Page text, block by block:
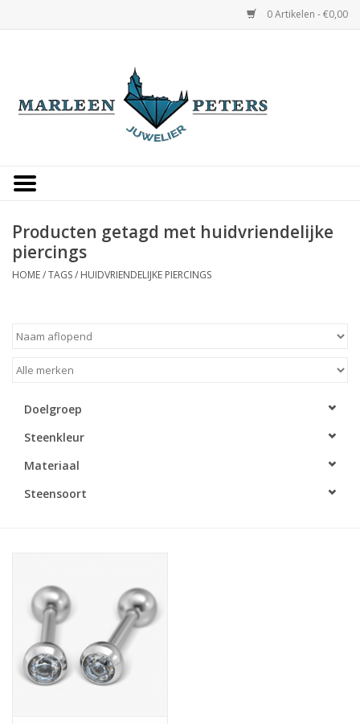
0 Artikelen - €0,00
Occasions
Cadeaukaarten
Producten getagd met huidvriendelijke
piercings
HOME/TAGS/ HUIDVRIENDELIJKE PIERCINGS
Doelgroep
Steenkleur
Materiaal
Steensoort